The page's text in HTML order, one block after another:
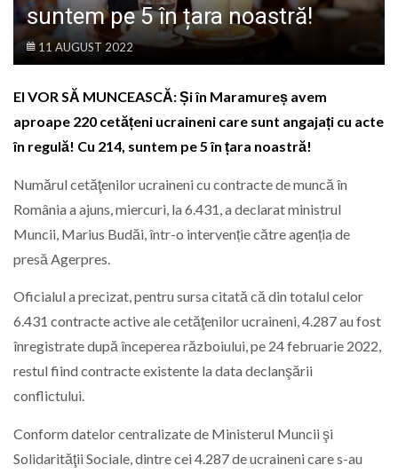
suntem pe 5 în țara noastră!
11 AUGUST 2022
EI VOR SĂ MUNCEASCĂ: Și în Maramureș avem
aproape 220 cetățeni ucraineni care sunt angajați cu acte
în regulă! Cu 214, suntem pe 5 în țara noastră!
Numărul cetăţenilor ucraineni cu contracte de muncă în
România a ajuns, miercuri, la 6.431, a declarat ministrul
Muncii, Marius Budăi, într-o intervenție către agenția de
presă Agerpres.
Oficialul a precizat, pentru sursa citată că din totalul celor
6.431 contracte active ale cetăţenilor ucraineni, 4.287 au fost
înregistrate după începerea războiului, pe 24 februarie 2022,
restul fiind contracte existente la data declanşării
conflictului.
Conform datelor centralizate de Ministerul Muncii şi
Solidarităţii Sociale, dintre cei 4.287 de ucraineni care s-au